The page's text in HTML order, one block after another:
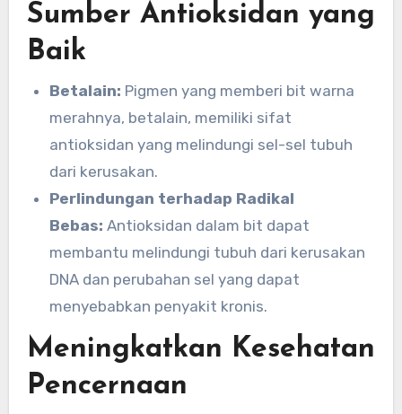
Sumber Antioksidan yang
Baik
Betalain: Pigmen yang memberi bit warna
merahnya, betalain, memiliki sifat
antioksidan yang melindungi sel-sel tubuh
dari kerusakan.
Perlindungan terhadap Radikal
Bebas: Antioksidan dalam bit dapat
membantu melindungi tubuh dari kerusakan
DNA dan perubahan sel yang dapat
menyebabkan penyakit kronis.
Meningkatkan Kesehatan
Pencernaan